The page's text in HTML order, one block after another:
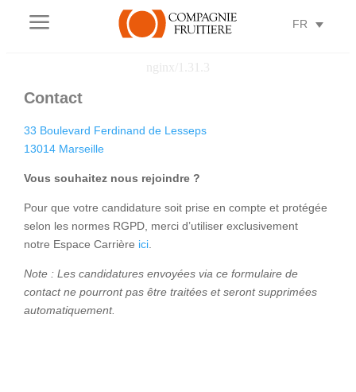
a FR
Contact
33 Boulevard Ferdinand de Lesseps
13014 Marseille
Vous souhaitez nous rejoindre ?
Pour que votre candidature soit prise en compte et protégée
selon les normes RGPD, merci d’utiliser exclusivement
notre Espace Carrière ici
Note : Les candidatures envoyées via ce formulaire de
contact ne pourront pas être traitées et seront supprimées
automatiquement.